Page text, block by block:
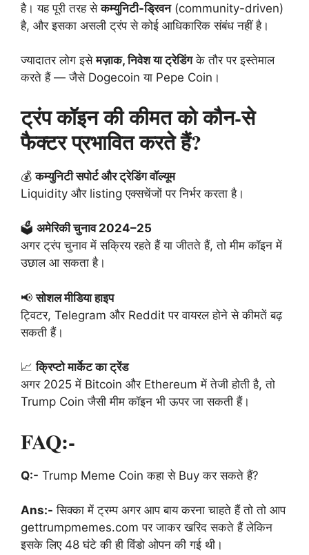
है। यह पूरी तरह सेकम्युनिटी-ड्रिवन(community-driven)
है, और इसका असली ट्रंप से कोई आधिकारिक संबंध नहीं है।
ज्यादातर लोग इसेमज़ाक, निवेश या ट्रेडिंगके तौर पर इस्तेमाल
करते हैं — जैसे Dogecoin या Pepe Coin।
ट्रंप कॉइन की कीमत को कौन-से
फैक्टर प्रभावित करते हैं?
💰कम्युनिटी सपोर्ट और ट्रेडिंग वॉल्यूम
Liquidity और listing एक्सचेंजों पर निर्भर करता है।
🗳️ अमेरिकी चुनाव 2024–25
अगर ट्रंप चुनाव में सक्रिय रहते हैं या जीतते हैं, तो मीम कॉइन में
उछाल आ सकता है।
📢सोशल मीडिया हाइप
ट्विटर, Telegram और Reddit पर वायरल होने से कीमतें बढ़
सकती हैं।
📈क्रिप्टो मार्केट का ट्रेंड
अगर 2025 में Bitcoin और Ethereum में तेजी होती है, तो
Trump Coin जैसी मीम कॉइन भी ऊपर जा सकती हैं।
FAQ:-
Q:- Trump Meme Coin कहा से Buy कर सकते हैं?
Ans:- सिक्का में ट्रम्प अगर आप बाय करना चाहते हैं तो तो आप
gettrumpmemes.com पर जाकर खरिद सकते हैं लेकिन
इसके लिए 48 घंटे की ही विंडो ओपन की गई थी।